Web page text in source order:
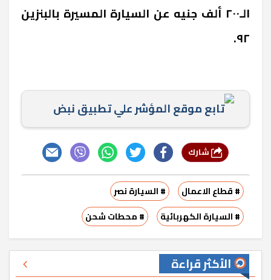
الـ٢٠٠ ألف جنيه عن السيارة المسيرة بالبنزين
٩٢.
تابع موقع المؤشر علي تطبيق نبض
# قطاع الاعمال
# السيارة نصر
# السيارة الكهربائية
# محطات شحن
الأكثر قراءة